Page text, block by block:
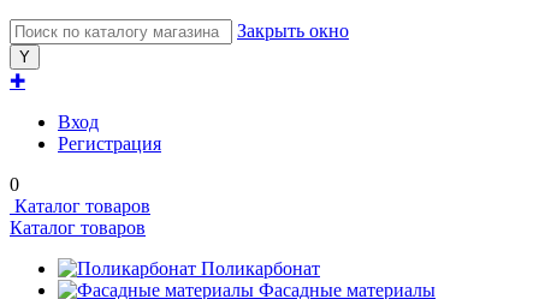
Закрыть окно
✚
Вход
Регистрация
0
Каталог товаров
Каталог товаров
Поликарбонат
Фасадные материалы